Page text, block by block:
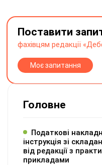
Поставити
фахівцям редакції
Моє запитання
Головне
Податкові
інструкція зі
від редакції з
прикладами